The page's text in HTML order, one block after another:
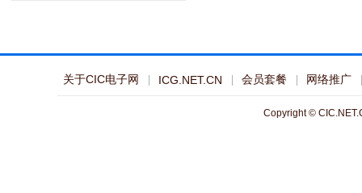
关于CIC电子网 ICG.NET.CN 会员套餐 网络推广
Copyright ©